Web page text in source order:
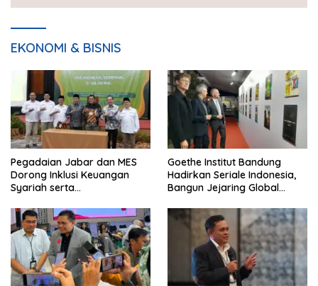
EKONOMI & BISNIS
Pegadaian Jabar dan MES
Dorong Inklusi Keuangan
Syariah serta
Goethe Institut Bandung
Hadirkan Seriale Indonesia,
Bangun Jejaring Global